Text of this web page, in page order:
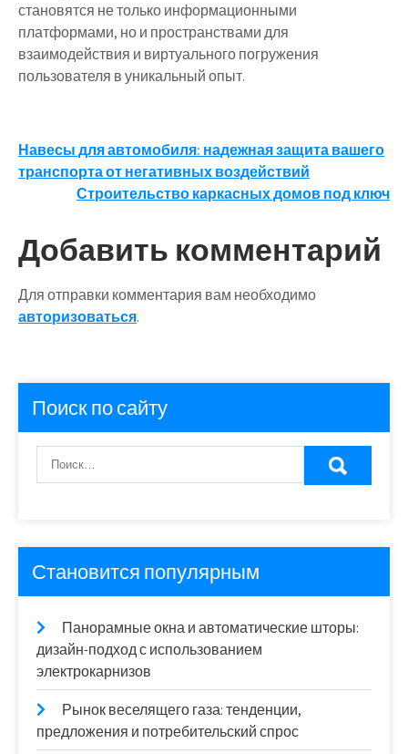
становятся не только информационными
платформами, но и пространствами для
взаимодействия и виртуального погружения
пользователя в уникальный опыт.
Навигация
по
Навесы для автомобиля: надежная защита вашего
транспорта от негативных воздействий
Строительство каркасных домов под ключ
Добавить комментарий
Для отправки комментария вам необходимо
авторизоваться.
Поиск по сайту
Становится популярным
Панорамные окна и автоматические шторы:
дизайн-подход с использованием
электрокарнизов
Рынок веселящего газа: тенденции,
предложения и потребительский спрос